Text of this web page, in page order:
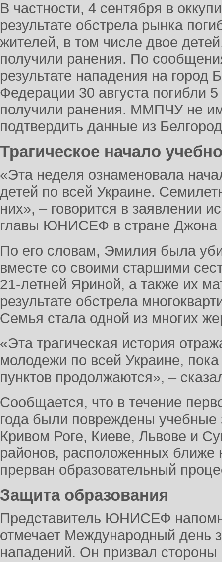
В частности, 4 сентября в
результате обстрела рынка
жителей, в том числе двое
получили ранения. По
результате нападения на город
Федерации 30 августа погибли
получили ранения. ММПЧУ не
подтвердить данные из
Трагическое начало
«Эта неделя ознаменовала
детей по всей Украине.
них», – говорится в заявлении
главы ЮНИСЕФ в стране Джона
По его словам, Эмилия была
вместе со своими старшими
21-летней Яриной, а также их
результате обстрела
Семья стала одной из многих
«Эта трагическая история
молодежи по всей Украине,
пунктов продолжаются», –
Сообщается, что в течение
года были повреждены учебные
Кривом Роге, Киеве, Львове и
районов, расположенных ближе
прерван образовательный
Защита образования
Представитель ЮНИСЕФ
отмечает Международный день
нападений. Он призвал стороны